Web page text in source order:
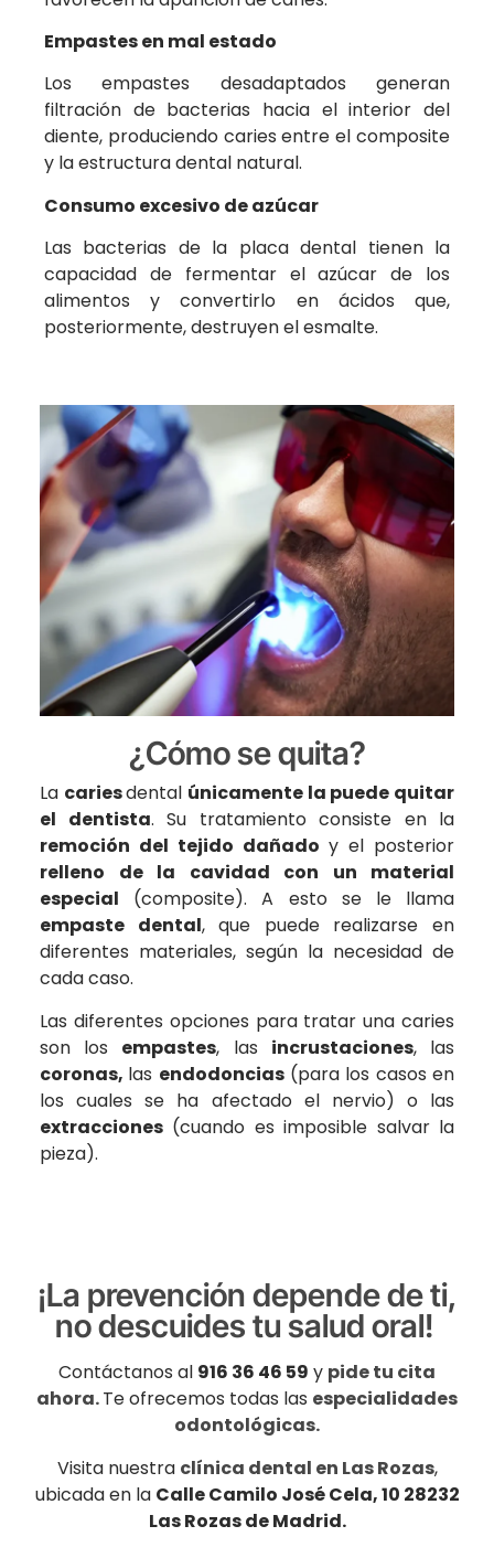
Empastes en mal estado
Los empastes desadaptados generan
filtración de bacterias hacia el interior del
diente, produciendo caries entre el composite
y la estructura dental natural.
Consumo excesivo de azúcar
Las bacterias de la placa dental tienen la
capacidad de fermentar el azúcar de los
alimentos y convertirlo en ácidos que,
posteriormente, destruyen el esmalte.
¿Cómo se quita?
La cariesdental únicamente la puede quitar
el dentista. Su tratamiento consiste en la
remoción del tejido dañado y el posterior
relleno de la cavidad con un material
especial (composite). A esto se le llama
empaste dental, que puede realizarse en
diferentes materiales, según la necesidad de
cada caso.
Las diferentes opciones para tratar una caries
son los empastes, las incrustaciones, las
coronas, las endodoncias(para los casos en
los cuales se ha afectado el nervio) o las
extracciones (cuando es imposible salvar la
pieza).
¡La prevención depende de ti,
no descuides tu salud oral!
Contáctanos al 916 36 46 59 y pide tu cita
ahora.Te ofrecemos todas las especialidades
odontológicas.
Visita nuestra clínica dental en Las Rozas,
ubicada en la Calle Camilo José Cela, 10 28232
Las Rozas de Madrid.